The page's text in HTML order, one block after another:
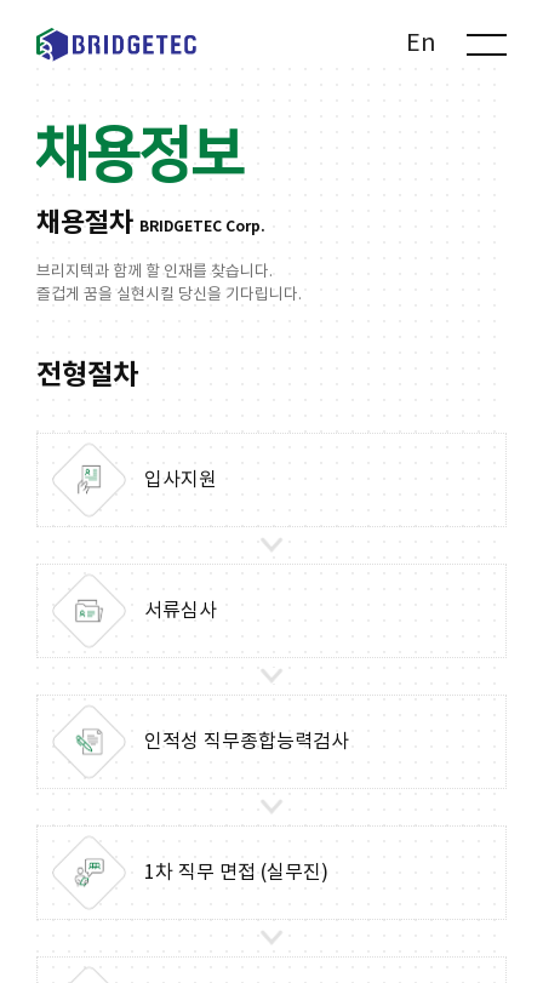
En
채용정보
채용절차 BRIDGETEC Corp.
브리지텍과 함께 할 인재를 찾습니다.
즐겁게 꿈을 실현시킬 당신을 기다립니다.
전형절차
입사지원
서류심사
인적성 직무종합능력검사
1차 직무 면접 (실무진)